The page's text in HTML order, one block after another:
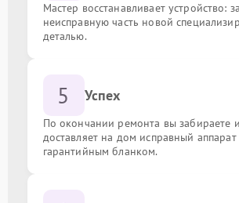
Мастер восстанавливает устройство:
неисправную часть новой
деталью.
5 Успех
По окончании ремонта вы забираете
доставляет на дом исправный аппарат
гарантийным бланком.